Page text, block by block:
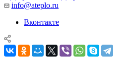
info@ateplo.ru
Вконтакте